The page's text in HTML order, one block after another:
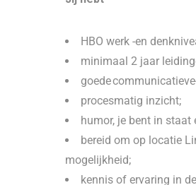
HBO werk -en
minimaal 2 jaar
goede
procesmatig inzicht;
humor, je bent in staat
bereid om op locatie
mogelijkheid;
kennis of ervaring in